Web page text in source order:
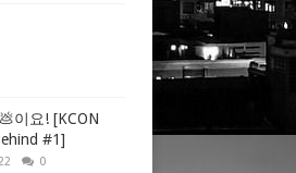
이요! [KCON
#1]
0